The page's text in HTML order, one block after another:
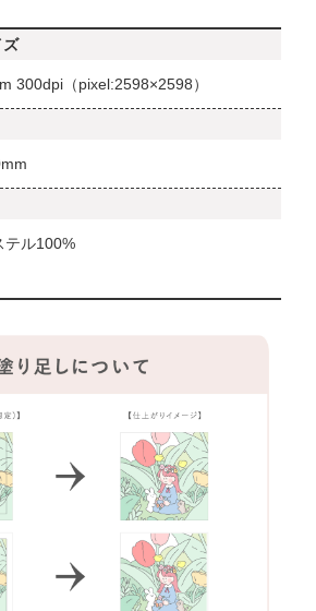
ズ
300dpi（pixel:2598×2598）
テル100%